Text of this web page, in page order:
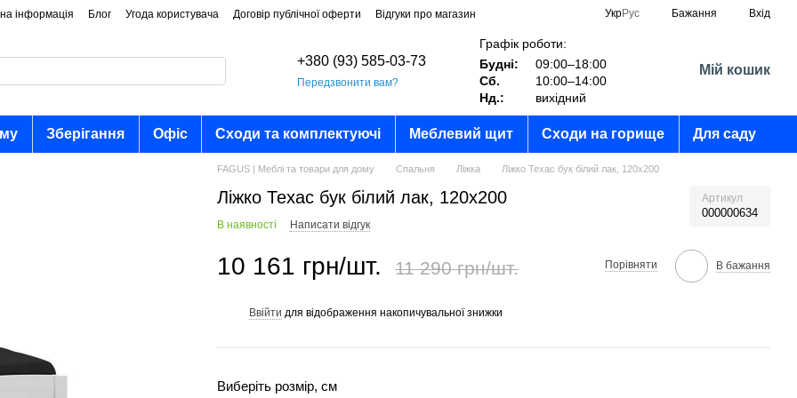
інформація Блог Угода користувача Договір публічної оферти Відгуки про магазин УкрРус Бажання Вхід
+380 (93) 585-03-73
Передзвонити вам?
Графік роботи:
Будні:
09:00–18:00
Сб.
10:00–14:00
Нд.:
вихідний
Мій кошик
Зберігання Офіс Сходи та комплектуючі Меблевий щит Сходи на горище Для саду
FAGUS | Меблі та товари для дому Спальня Ліжка Ліжко Техас бук білий лак, 120х200
Ліжко Техас бук білий лак, 120х200 Артикул
000000634
В наявності Написати відгук
10 161 грн/шт. 11 290 грн/шт. Порівняти В бажання
Ввійти для відображення накопичувальної знижки
Виберіть розмір, см